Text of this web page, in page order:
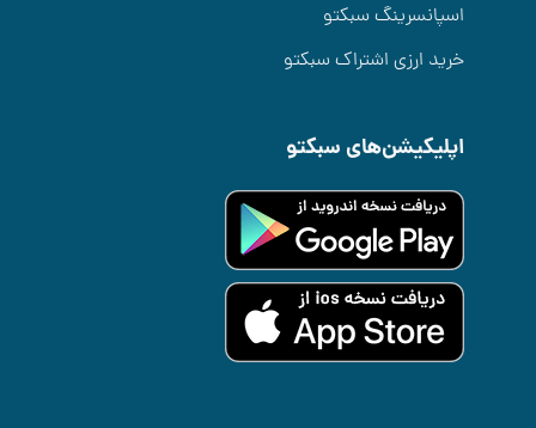
اسپانسرینگ سبکتو
خرید ارزی اشتراک سبکتو
اپلیکیشن‌های سبکتو